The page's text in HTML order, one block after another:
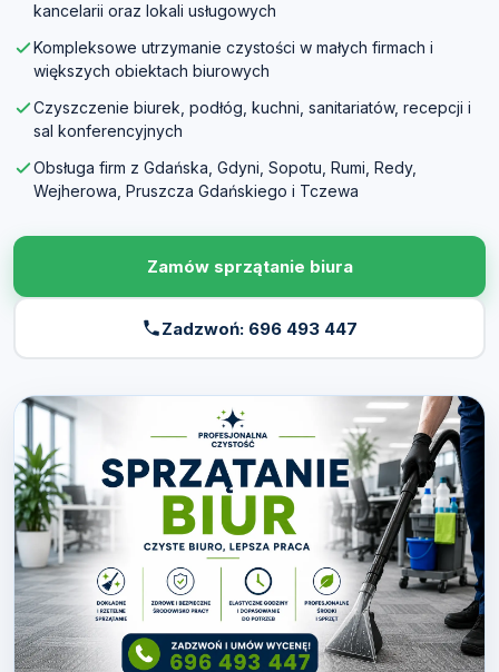
kancelarii oraz lokali usługowych
Kompleksowe utrzymanie czystości w małych firmach i
większych obiektach biurowych
Czyszczenie biurek, podłóg, kuchni, sanitariatów, recepcji i
sal konferencyjnych
Obsługa firm z Gdańska, Gdyni, Sopotu, Rumi, Redy,
Wejherowa, Pruszcza Gdańskiego i Tczewa
Zamów sprzątanie biura
Zadzwoń: 696 493 447